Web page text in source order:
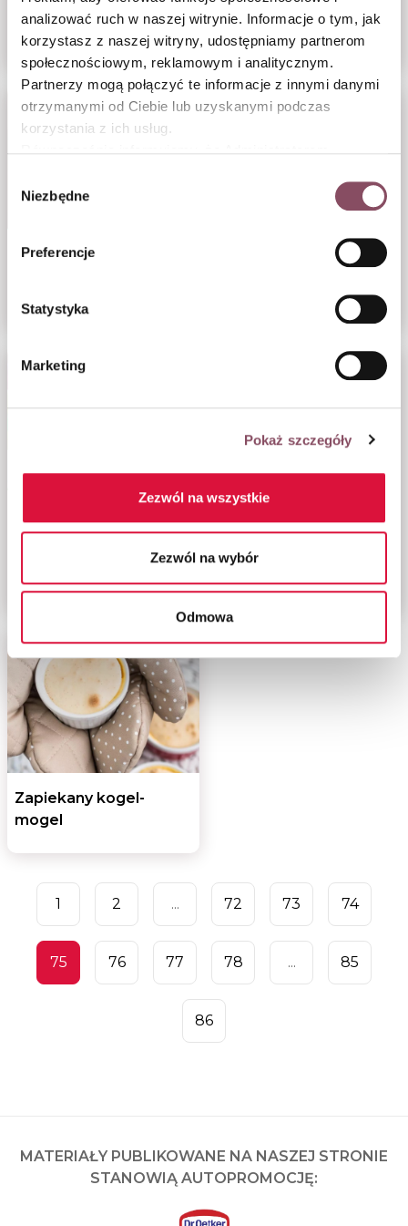
analizować ruch w naszej witrynie. Informacje o tym, jak
korzystasz z naszej witryny, udostępniamy partnerom
społecznościowym, reklamowym i analitycznym.
Partnerzy mogą połączyć te informacje z innymi danymi
otrzymanymi od Ciebie lub uzyskanymi podczas
korzystania z ich usług.
Gdańsk (80-339) adres: Dickmana 14/15 więcej
informacji o przetwarzaniu danych osobowych oraz
Polityce
prywatności.
zgody
Niezbędne
Preferencje
Statystyka
Marketing
Pokaż szczegóły
Zezwól na wszystkie
Zezwól na wybór
Odmowa
dyniowo-sernikowe
orzechowym i solonym
karmelem
Kruche ciasto
Chlebek z żurawiną
zimno z chrupiącym
orzechowym,
czekoladą i nutą
karmelową
Zapiekany kogel-
mogel
1 2 ... 72 73 74
75 76 77 78 ... 85
86
MATERIAŁY PUBLIKOWANE NA NASZEJ STRONIE
STANOWIĄ AUTOPROMOCJĘ: